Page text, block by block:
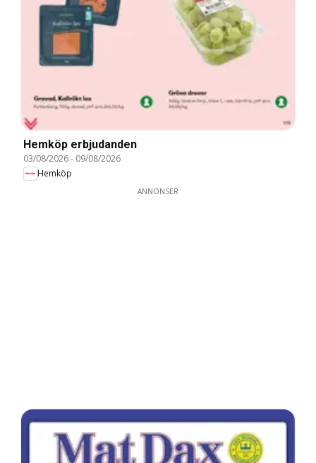
Hemköp erbjudanden
03/08/2026- 09/08/2026
Hemköp
ANNONSER